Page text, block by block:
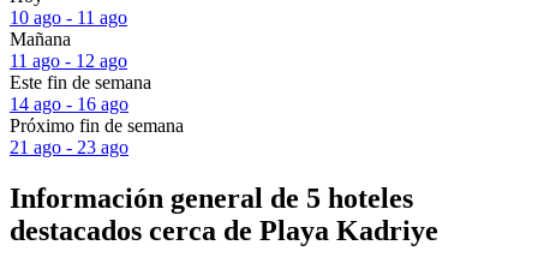
10 ago - 11 ago
Mañana
11 ago - 12 ago
Este fin de semana
14 ago - 16 ago
Próximo fin de semana
21 ago - 23 ago
Información general de 5 hoteles
destacados cerca de Playa Kadriye